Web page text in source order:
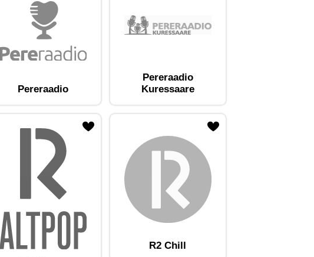
Pereraadio
Pereraadio
Kuressaare
R2 Chill